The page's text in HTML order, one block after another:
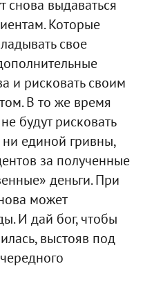
снова выдаваться
Которые
свое
и рисковать своим
В то же время
будут рисковать
единой гривны,
за полученные
деньги. При
может
И дай бог, чтобы
выстояв под